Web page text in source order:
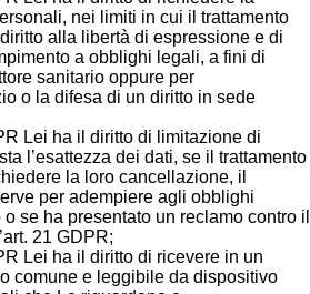
nei limiti in cui il trattamento
alla libertà di espressione e di
a obblighi legali, a fini di
sanitario oppure per
o la difesa di un diritto in sede
Lei ha il diritto di limitazione di
l’esattezza dei dati, se il trattamento
la loro cancellazione, il
per adempiere agli obblighi
se ha presentato un reclamo contro il
21 GDPR;
Lei ha il diritto di ricevere in un
comune e leggibile da dispositivo